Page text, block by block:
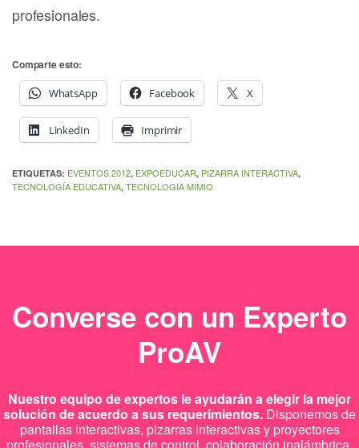
profesionales.
Comparte esto:
WhatsApp
Facebook X
LinkedIn Imprimir
ETIQUETAS: EVENTOS 2012, EXPOEDUCAR, PIZARRA INTERACTIVA,
TECNOLOGÍA EDUCATIVA, TECNOLOGIA MIMIO
Converse con un Experto
ProAV
Nuestro equipo de expertos le ayudarán a elegir la mejor
solución de acuerdo a sus requerimientos. Disponemos de
pantallas interactivas, pizarras interactivas y proyectores
profesionales, sistemas de control, colaboración inalámbrica,